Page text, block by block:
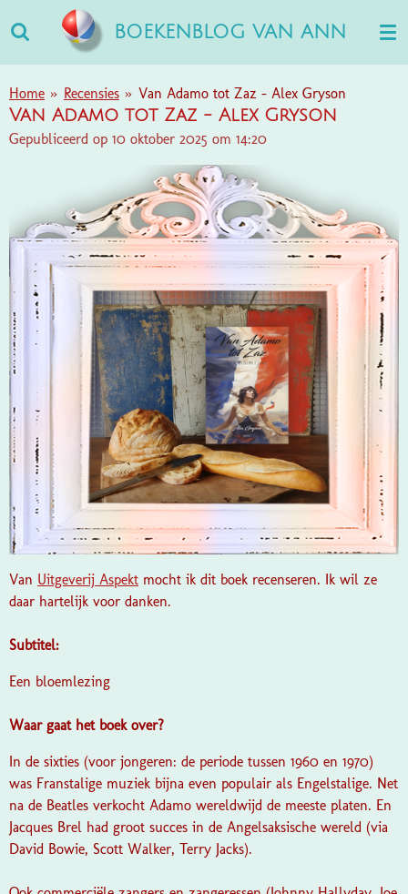
direct
naar
de
hoofdinhoud
BOEKENBLOG VAN ANN
Home » Recensies » Van Adamo tot Zaz - Alex Gryson
Van Adamo tot Zaz - Alex Gryson
Gepubliceerd op 10 oktober 2025 om 14:20
Van Uitgeverij Aspekt mocht ik dit boek recenseren. Ik wil ze
daar hartelijk voor danken.
Subtitel:
Een bloemlezing
Waar gaat het boek over?
In de sixties (voor jongeren: de periode tussen 1960 en 1970)
was Franstalige muziek bijna even populair als Engelstalige. Net
na de Beatles verkocht Adamo wereldwijd de meeste platen. En
Jacques Brel had groot succes in de Angelsaksische wereld (via
David Bowie, Scott Walker, Terry Jacks).